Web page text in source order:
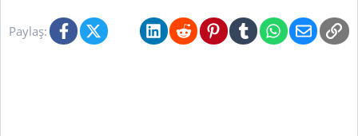
Paylaş: FacebookX (Twitter)BlueskyLinkedInRedditPinterestTumblrWhatsApp
E-posta